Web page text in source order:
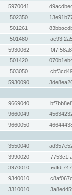
5970041
502350
501261
501480
5930062
501420
503050
5930090
9669040
9660049
9660050
3550040
3990020
3970010
9340010
3310010